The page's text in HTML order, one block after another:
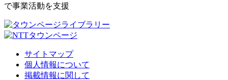
で事業活動を支援
サイトマップ
個人情報について
掲載情報に関して